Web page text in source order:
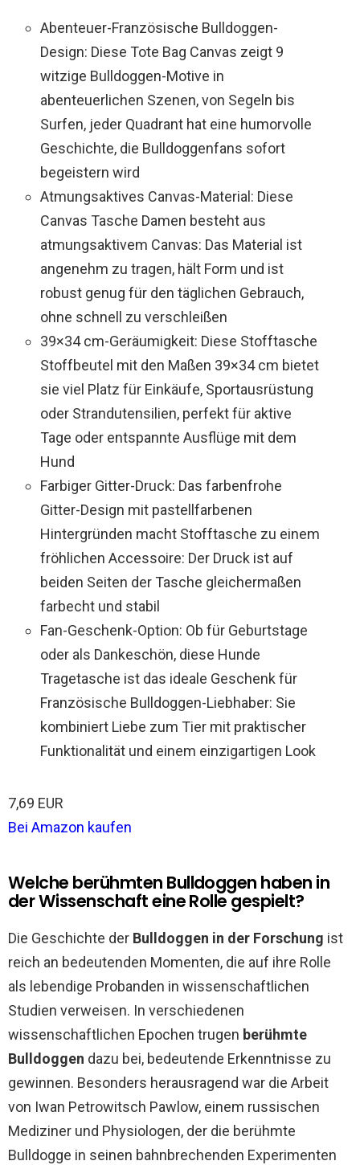
Abenteuer-Französische Bulldoggen-
Design: Diese Tote Bag Canvas zeigt 9
witzige Bulldoggen-Motive in
abenteuerlichen Szenen, von Segeln bis
Surfen, jeder Quadrant hat eine humorvolle
Geschichte, die Bulldoggenfans sofort
begeistern wird
Atmungsaktives Canvas-Material: Diese
Canvas Tasche Damen besteht aus
atmungsaktivem Canvas: Das Material ist
angenehm zu tragen, hält Form und ist
robust genug für den täglichen Gebrauch,
ohne schnell zu verschleißen
39×34 cm-Geräumigkeit: Diese Stofftasche
Stoffbeutel mit den Maßen 39×34 cm bietet
sie viel Platz für Einkäufe, Sportausrüstung
oder Strandutensilien, perfekt für aktive
Tage oder entspannte Ausflüge mit dem
Hund
Farbiger Gitter-Druck: Das farbenfrohe
Gitter-Design mit pastellfarbenen
Hintergründen macht Stofftasche zu einem
fröhlichen Accessoire: Der Druck ist auf
beiden Seiten der Tasche gleichermaßen
farbecht und stabil
Fan-Geschenk-Option: Ob für Geburtstage
oder als Dankeschön, diese Hunde
Tragetasche ist das ideale Geschenk für
Französische Bulldoggen-Liebhaber: Sie
kombiniert Liebe zum Tier mit praktischer
Funktionalität und einem einzigartigen Look
7,69 EUR
Bei Amazon kaufen
Welche berühmten Bulldoggen haben in
der Wissenschaft eine Rolle gespielt?
Die Geschichte der Bulldoggen in der Forschung ist
reich an bedeutenden Momenten, die auf ihre Rolle
als lebendige Probanden in wissenschaftlichen
Studien verweisen. In verschiedenen
wissenschaftlichen Epochen trugen berühmte
Bulldoggen dazu bei, bedeutende Erkenntnisse zu
gewinnen. Besonders herausragend war die Arbeit
von Iwan Petrowitsch Pawlow, einem russischen
Mediziner und Physiologen, der die berühmte
Bulldogge in seinen bahnbrechenden Experimenten